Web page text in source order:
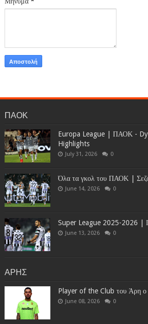
ΠΑΟΚ
Europa League | ΠΑΟΚ -
Highlights
July 31, 2026 0
Όλα τα γκολ του ΠΑΟΚ |
June 14, 2026 0
Super League 2025-2026
June 13, 2026 0
ΑΡΗΣ
Player of the Club του Άρη ο
June 08, 2026 0